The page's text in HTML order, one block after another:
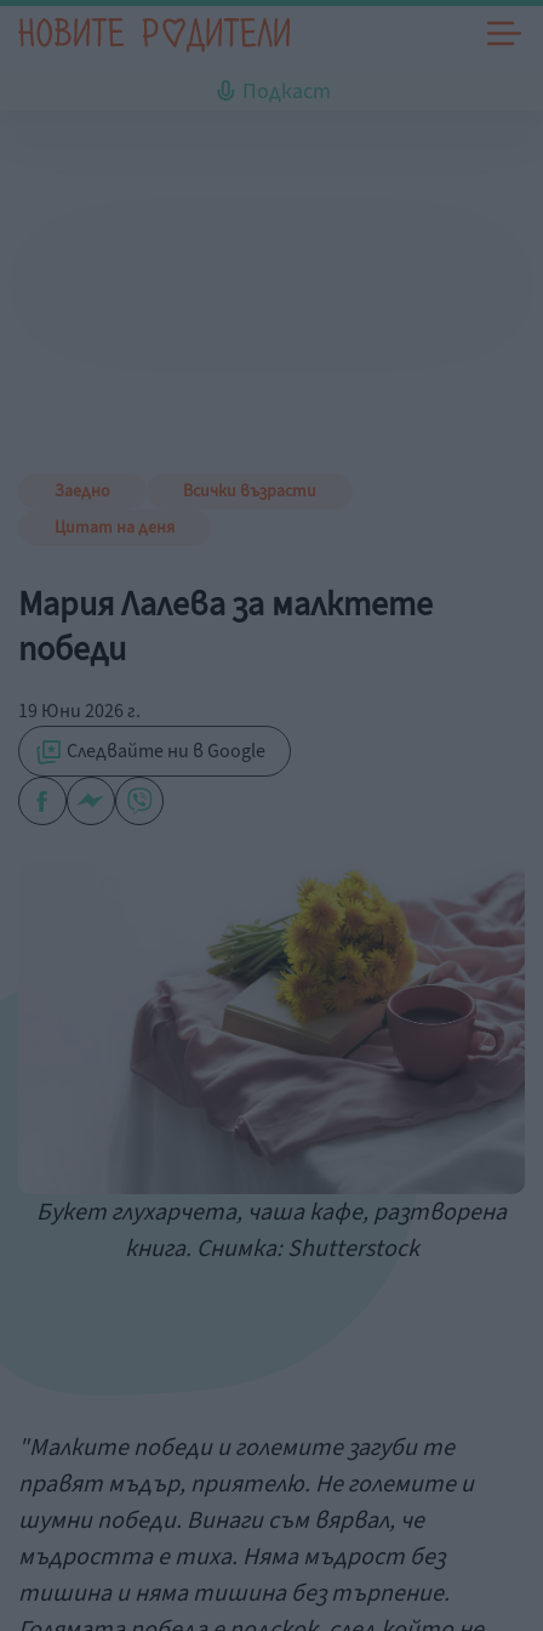
Подкаст
Заедно
Всички възрасти
Цитат на деня
Мария Лалева за малктете
победи
19 Юни 2026 г.
Следвайте ни в Google
Букет глухарчета, чаша кафе, разтворена
книга. Снимка: Shutterstock
"Малките победи и големите загуби те
правят мъдър, приятелю. Не големите и
шумни победи. Винаги съм вярвал, че
мъдростта е тиха. Няма мъдрост без
тишина и няма тишина без търпение.